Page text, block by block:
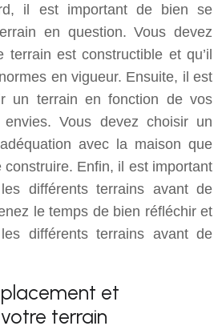
il est important de bien se
en question. Vous devez
terrain est constructible et qu’il
en vigueur. Ensuite, il est
un terrain en fonction de vos
Vous devez choisir un
avec la maison que
Enfin, il est important
différents terrains avant de
le temps de bien réfléchir et
différents terrains avant de
et
terrain